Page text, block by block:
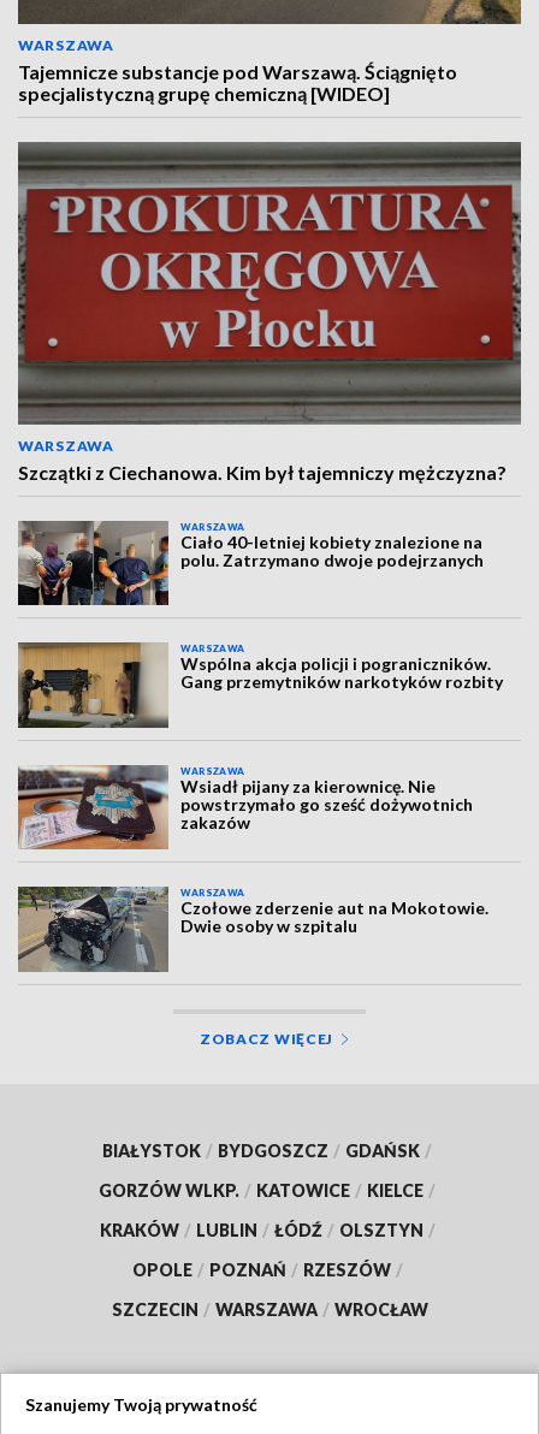
WARSZAWA
Tajemnicze substancje pod Warszawą. Ściągnięto
specjalistyczną grupę chemiczną [WIDEO]
WARSZAWA
Szczątki z Ciechanowa. Kim był tajemniczy mężczyzna?
WARSZAWA
Ciało 40-letniej kobiety znalezione na
polu. Zatrzymano dwoje podejrzanych
WARSZAWA
Wspólna akcja policji i pograniczników.
Gang przemytników narkotyków rozbity
WARSZAWA
Wsiadł pijany za kierownicę. Nie
powstrzymało go sześć dożywotnich
zakazów
WARSZAWA
Czołowe zderzenie aut na Mokotowie.
Dwie osoby w szpitalu
ZOBACZ WIĘCEJ
BIAŁYSTOK / BYDGOSZCZ / GDAŃSK /
GORZÓW WLKP. / KATOWICE / KIELCE /
KRAKÓW / LUBLIN / ŁÓDŹ / OLSZTYN /
OPOLE / POZNAŃ / RZESZÓW /
SZCZECIN / WARSZAWA / WROCŁAW
Szanujemy Twoją prywatność